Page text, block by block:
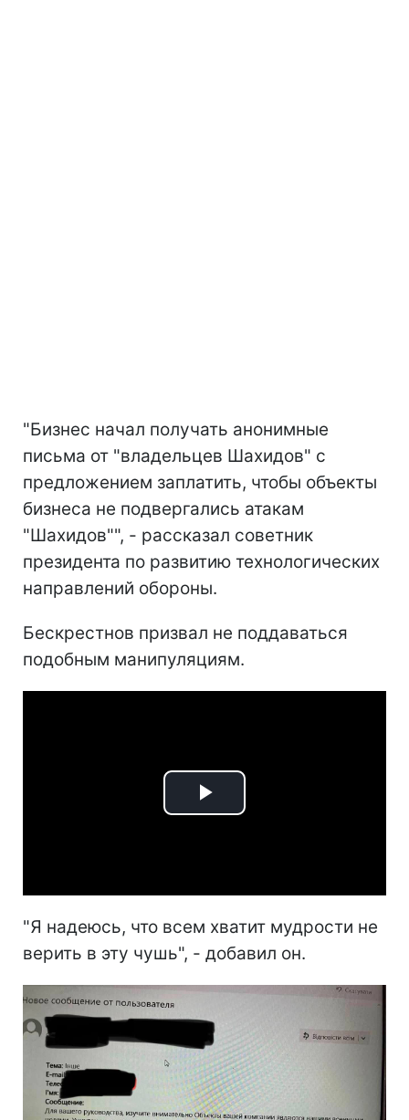
"Бизнес начал получать анонимные
письма от "владельцев Шахидов" с
предложением заплатить, чтобы объекты
бизнеса не подвергались атакам
"Шахидов"", - рассказал советник
президента по развитию технологических
направлений обороны.
Бескрестнов призвал не поддаваться
подобным манипуляциям.
Play
"Я надеюсь, что всем хватит мудрости не
верить в эту чушь", - добавил он.